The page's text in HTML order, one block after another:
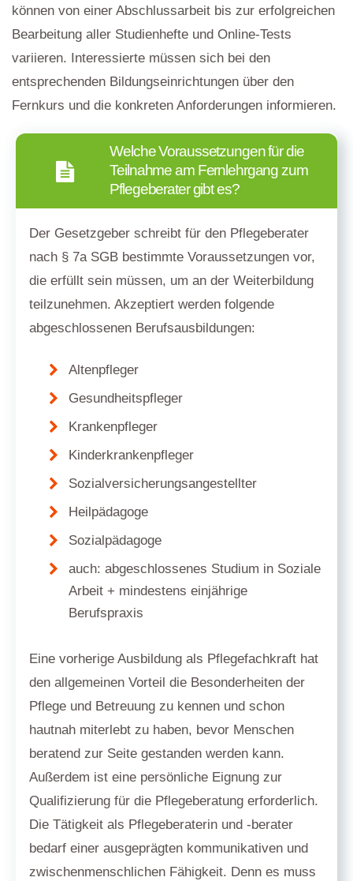
können von einer Abschlussarbeit bis zur erfolgreichen
Bearbeitung aller Studienhefte und Online-Tests
variieren. Interessierte müssen sich bei den
entsprechenden Bildungseinrichtungen über den
Fernkurs und die konkreten Anforderungen informieren.
Welche Voraussetzungen für die
Teilnahme am Fernlehrgang zum
Pflegeberater gibt es?
Der Gesetzgeber schreibt für den Pflegeberater
nach § 7a SGB bestimmte Voraussetzungen vor,
die erfüllt sein müssen, um an der Weiterbildung
teilzunehmen. Akzeptiert werden folgende
abgeschlossenen Berufsausbildungen:
Altenpfleger
Gesundheitspfleger
Krankenpfleger
Kinderkrankenpfleger
Sozialversicherungsangestellter
Heilpädagoge
Sozialpädagoge
auch: abgeschlossenes Studium in Soziale
Arbeit + mindestens einjährige
Berufspraxis
Eine vorherige Ausbildung als Pflegefachkraft hat
den allgemeinen Vorteil die Besonderheiten der
Pflege und Betreuung zu kennen und schon
hautnah miterlebt zu haben, bevor Menschen
beratend zur Seite gestanden werden kann.
Außerdem ist eine persönliche Eignung zur
Qualifizierung für die Pflegeberatung erforderlich.
Die Tätigkeit als Pflegeberaterin und -berater
bedarf einer ausgeprägten kommunikativen und
zwischenmenschlichen Fähigkeit. Denn es muss